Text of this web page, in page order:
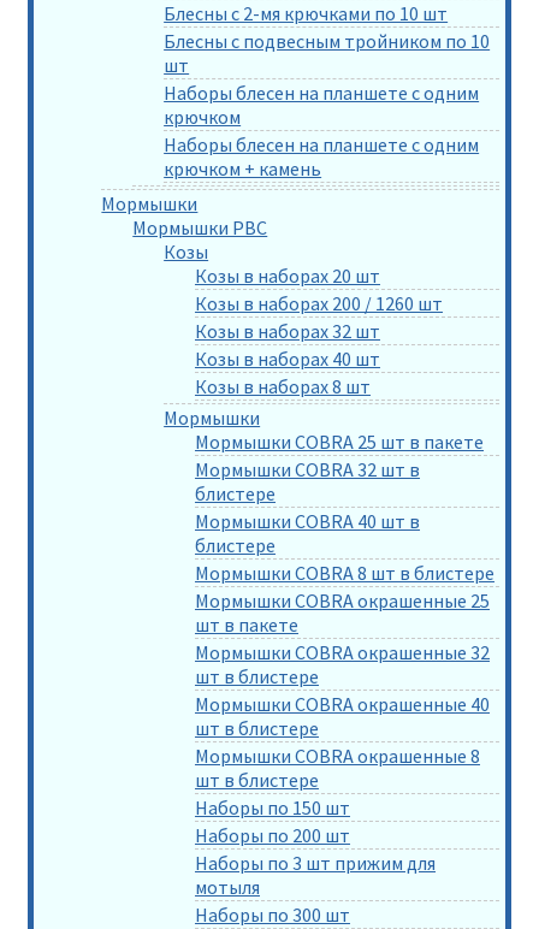
Блесны с 2-мя крючками по 10 шт
Блесны с подвесным тройником по 10
шт
Наборы блесен на планшете с одним
крючком
Наборы блесен на планшете с одним
крючком + камень
Мормышки
Мормышки РВС
Козы
Козы в наборах 20 шт
Козы в наборах 200 / 1260 шт
Козы в наборах 32 шт
Козы в наборах 40 шт
Козы в наборах 8 шт
Мормышки
Мормышки COBRA 25 шт в пакете
Мормышки COBRA 32 шт в
блистере
Мормышки COBRA 40 шт в
блистере
Мормышки COBRA 8 шт в блистере
Мормышки COBRA окрашенные 25
шт в пакете
Мормышки COBRA окрашенные 32
шт в блистере
Мормышки COBRA окрашенные 40
шт в блистере
Мормышки COBRA окрашенные 8
шт в блистере
Наборы по 150 шт
Наборы по 200 шт
Наборы по 3 шт прижим для
мотыля
Наборы по 300 шт